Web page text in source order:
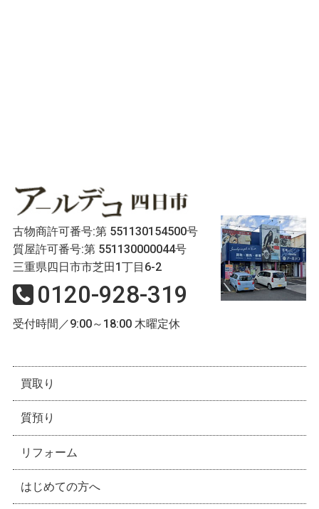
古物商許可番号:第 551130154500号
質屋許可番号:第 551130000044号
三重県四日市市芝田1丁目6-2
0120-928-319
受付時間／9:00～18:00 木曜定休
買取り
質預り
リフォーム
はじめての方へ